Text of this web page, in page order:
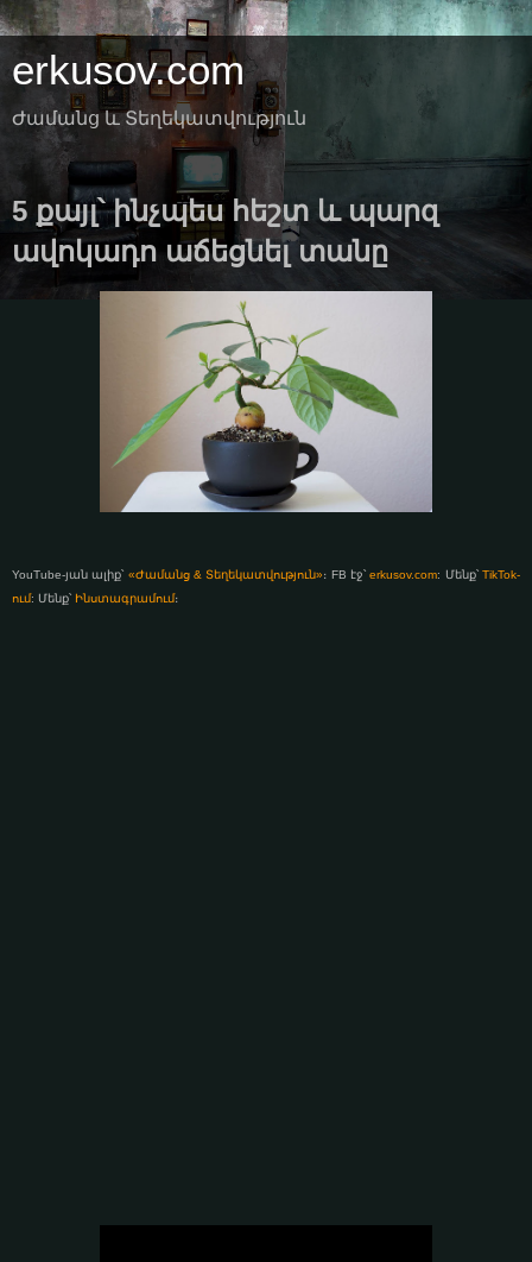
erkusov.com
Ժամանց և Տեղեկատվություն
5 քայլ՝ ինչպես հեշտ և պարզ
ավոկադո աճեցնել տանը
YouTube-յան ալիք՝ «Ժամանց & Տեղեկատվություն»։ FB էջ՝erkusov.com: Մենք՝TikTok-
ում: Մենք՝ Ինստագրամում։